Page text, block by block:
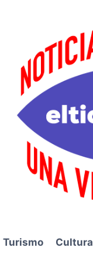
Turismo Cultura